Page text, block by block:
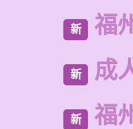
新 福
新 成
新 福